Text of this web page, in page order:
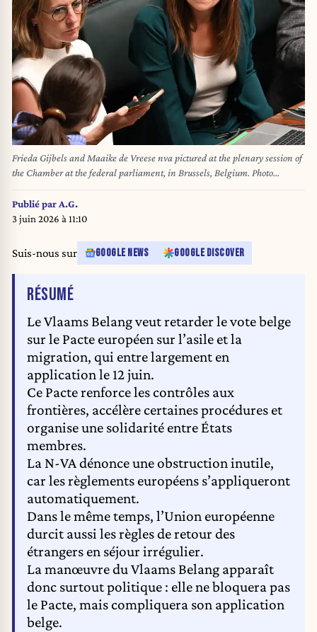
Frieda Gijbels and Maaike de Vreese nva pictured at the plenary session of
the Chamber at the federal parliament, in Brussels, Belgium. Photo
Werner Lerooy
Publié par A.G.
3 juin 2026 à 11:10
Suis-nous sur GOOGLE NEWS GOOGLE DISCOVER
RÉSUMÉDE L'ARTICLE
Le Vlaams Belang veut retarder le vote belge
sur le Pacte européen sur l’asile et la
migration, qui entre largement en
application le 12 juin.
Ce Pacte renforce les contrôles aux
frontières, accélère certaines procédures et
organise une solidarité entre États
membres.
La N-VA dénonce une obstruction inutile,
car les règlements européens s’appliqueront
automatiquement.
Dans le même temps, l’Union européenne
durcit aussi les règles de retour des
étrangers en séjour irrégulier.
La manœuvre du Vlaams Belang apparaît
donc surtout politique : elle ne bloquera pas
le Pacte, mais compliquera son application
belge.